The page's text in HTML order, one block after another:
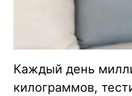
Каждый день
килограммов,